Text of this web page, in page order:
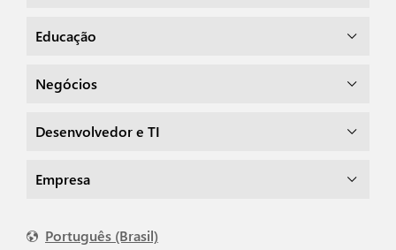
Educação
Negócios
Desenvolvedor e TI
Empresa
Português (Brasil)